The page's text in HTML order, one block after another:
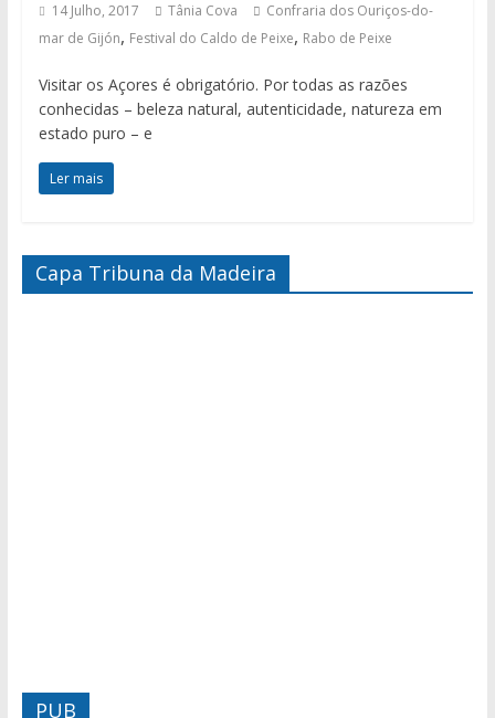
14 Julho, 2017 Tânia Cova
Confraria dos Ouriços-do-
mar de Gijón, Festival do Caldo de Peixe, Rabo de Peixe
Visitar os Açores é obrigatório. Por todas as razões
conhecidas – beleza natural, autenticidade, natureza em
estado puro – e
Ler mais
Capa Tribuna da Madeira
PUB